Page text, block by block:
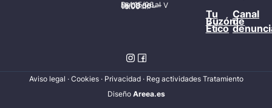
Del 15/06 al 15/09 de L – V de 08:00 – 15:00 h.
Tu
Buzón
Ético
Canal
de
Aviso legal · Cookies· Privacidad · Reg actividades Tratamiento
Diseño Areea.es